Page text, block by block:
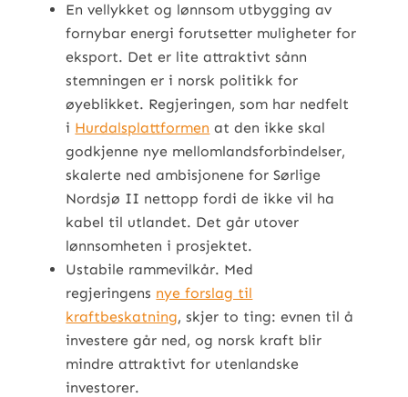
En vellykket og lønnsom utbygging av
fornybar energi forutsetter muligheter for
eksport. Det er lite attraktivt sånn
stemningen er i norsk politikk for
øyeblikket. Regjeringen, som har nedfelt
i Hurdalsplattformen at den ikke skal
godkjenne nye mellomlandsforbindelser,
skalerte ned ambisjonene for Sørlige
Nordsjø II nettopp fordi de ikke vil ha
kabel til utlandet. Det går utover
lønnsomheten i prosjektet.
Ustabile rammevilkår. Med
regjeringens nye forslag til
kraftbeskatning, skjer to ting: evnen til å
investere går ned, og norsk kraft blir
mindre attraktivt for utenlandske
investorer.